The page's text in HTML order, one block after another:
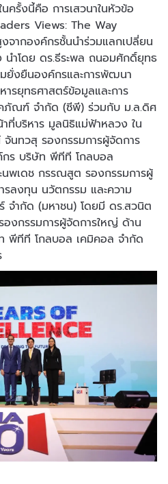
ครั้งนี้คือ การเสวนาในหัวข้อ
Views: The Way
จากองค์กรชั้นนำร่วมแลกเปลี่ยน
นำโดย ดร.ธีระพล ถนอมศักดิ์ยุทธ
ยั่งยืนองค์กรและการพัฒนา
รยุทธศาสตร์ข้อมูลและการ
ภัณฑ์ จำกัด (ซีพี) ร่วมกับ ม.ล.ดิศ
ที่บริหาร มูลนิธิแม่ฟ้าหลวง ใน
นทวสุ รองกรรมการผู้จัดการ
ร บริษัท พีทีที โกลบอล
พเดช กรรณสูต รองกรรมการผู้
รลงทุน นวัตกรรม และความ
จำกัด (มหาชน) โดยมี ดร.สวนิต
กรรมการผู้จัดการใหญ่ ด้าน
พีทีที โกลบอล เคมิคอล จำกัด